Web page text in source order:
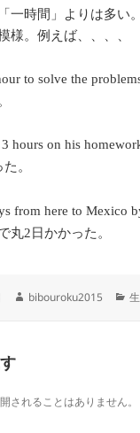
一時間」よりは多い。
様。例えば、、、、
to solve the
3 hours on his
。
from here to Mexico
丸2日かかった。
作
bibouroku2015
カ
されることはありません。